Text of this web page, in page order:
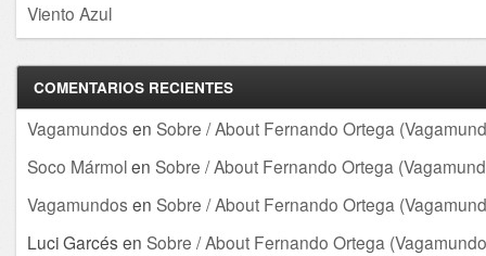
Viento Azul
COMENTARIOS RECIENTES
Vagamundos en Sobre / About Fernando Ortega
Soco Mármolen Sobre / About Fernando Ortega
Vagamundos en Sobre / About Fernando Ortega
Luci Garcés en Sobre / About Fernando Ortega